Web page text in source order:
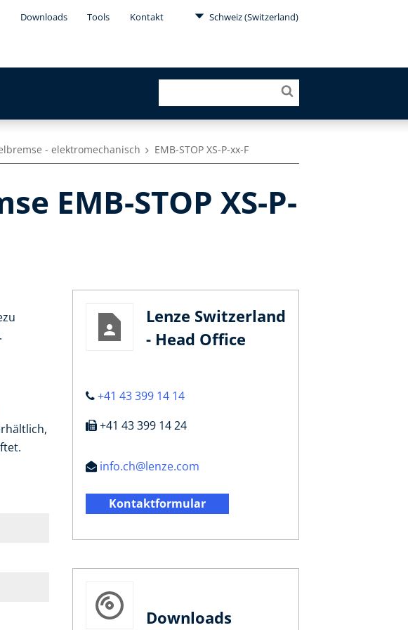
Downloads Tools Kontakt Schweiz (Switzerland)
- elektromechanisch EMB-STOP XS-P-xx-F
EMB-STOP XS-P-
Lenze Switzerland
- Head Office
+41 43 399 14 14
+41 43 399 14 24
info.ch@lenze.com
Kontaktformular
Downloads